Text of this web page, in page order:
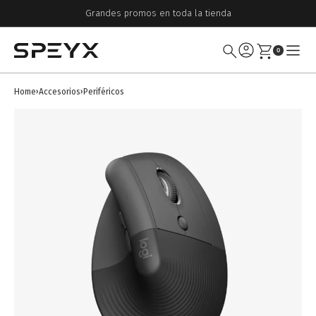
Grandes promos en toda la tienda
0
Home›Accesorios› Periféricos